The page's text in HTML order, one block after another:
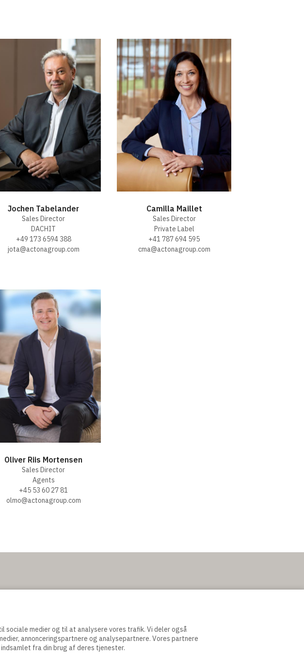
sociale medier og til at analysere vores trafik. Vi deler også
annonceringspartnere og analysepartnere. Vores partnere
fra din brug af deres tjenester.
Jochen Tabelander
Sales Director
DACHIT
+49 173 6594 388
jota@actonagroup.com
Camilla Maillet
Sales Director
Private Label
+41 787 694 595
cma@actonagroup.com
Oliver Riis Mortensen
Sales Director
Agents
+45 53 60 27 81
olmo@actonagroup.com